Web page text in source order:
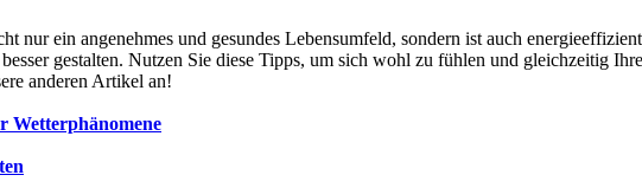
nur ein angenehmes und gesundes Lebensumfeld, sondern ist auch
gestalten. Nutzen Sie diese Tipps, um sich wohl zu fühlen und gleichzeitig
anderen Artikel an!
Wetterphänomene